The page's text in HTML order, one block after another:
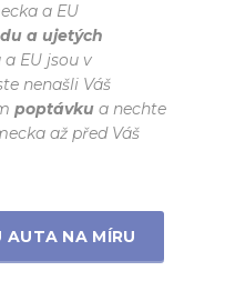
a EU
a ujetých
EU jsou v
nenašli Váš
poptávku a nechte
až před Váš
AUTA NA MÍRU